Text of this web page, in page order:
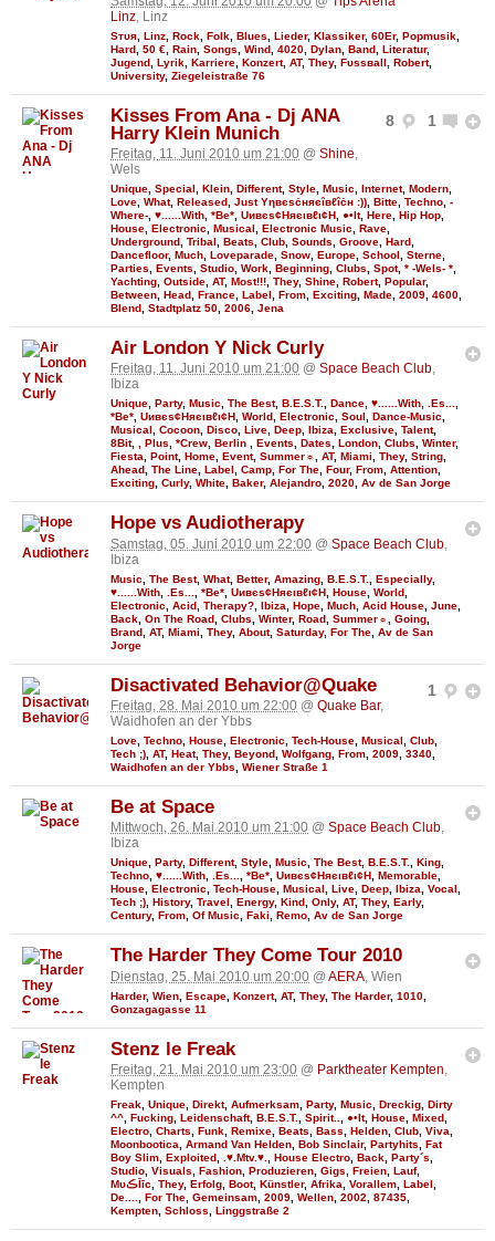
Linz , Linz
Sтυя Linz Rock Folk Blues Lieder, Klassiker, 60Er, Popmusik
Hard 50 € Rain Songs Wind 4020 Dylan Band Literatur,
Jugend Lyrik Karriere Konzert, AT, They, Fυѕѕвall Robert,
University, Ziegeleistraße 76
8 1
Kisses From Ana - Dj ANA
Harry Klein Munich
Freitag, 11. Juni 2010 um 21:00 @ Shine,
Wels
Unique Special Klein Different, Style Music Internet, Modern
Love What, Released Just Υηвєѕċняєîвℓîċн :)) Bitte Techno -
Where- ♥......With *Be* Uивєs¢Няєιвℓι¢Н ●•It, Here Hip Hop
House Electronic Musical Electronic Music Rave
Underground Tribal Beats Club Sounds Groove Hard
Dancefloor, Much Loveparade Snow Europe School Sterne
Parties
Events Studio Work Beginning Clubs Spot, * -Wels- *
Yachting Outside AT, Most!!! They, Shine Robert, Popular,
Between Head France Label From Exciting Made 2009 4600
Blend Stadtplatz 50 2006 Jena
Air London Y Nick Curly
Freitag, 11. Juni 2010 um 21:00 @ Space Beach Club,
Ibiza
Unique, Party, Music, The Best, B.E.S.T., Dance, ♥......With, .Es...,
*Be*, Uивєs¢Няєιвℓι¢Н, World, Electronic, Soul , Dance-Music,
Musical , Cocoon, Disco, Live, Deep, Ibiza, Exclusive, Talent,
8Bit, , Plus, *Crew, Berlin , Events, Dates, London, Clubs, Winter,
Fiesta, Point, Home, Event, Summer☼, AT, Miami, They, String,
Ahead, The Line, Label , Camp, For The, Four, From, Attention,
Exciting, Curly, White, Baker, Alejandro, 2020, Av de San Jorge
Hope vs Audiotherapy
Samstag, 05. Juni 2010 um 22:00 @ Space Beach Club
Ibiza
Music The Best, What, Better, Amazing B.E.S.T. Especially,
♥......With
.Es... *Be* Uивєs¢Няєιвℓι¢Н House World
Electronic
Acid Therapy? Ibiza Hope Much Acid House June
Back On The Road Clubs Winter, Road Summer☼ Going
Brand AT, Miami They, About, Saturday, For The Av de San
Jorge
1
Disactivated Behavior@Quake
Freitag, 28. Mai 2010 um 22:00 @ Quake Bar,
Waidhofen an der Ybbs
Love Techno House Electronic Tech-House Musical Club
Tech ;) AT, Heat, They, Beyond Wolfgang From 2009 3340
Waidhofen an der Ybbs
Wiener Straße 1
Be at Space
Mittwoch, 26. Mai 2010 um 21:00 @ Space Beach Club,
Ibiza
Unique, Party, Different, Style, Music, The Best, B.E.S.T., King,
Techno, ♥......With, .Es..., *Be*, Uивєs¢Няєιвℓι¢Н, Memorable,
House, Electronic, Tech-House, Musical , Live, Deep, Ibiza, Vocal ,
Tech ;), History, Travel , Energy, Kind, Only, AT, They, Early,
Century, From, Of Music, Faki, Remo, Av de San Jorge
The Harder They Come Tour 2010
Dienstag, 25. Mai 2010 um 20:00 @ AERA, Wien
Harder, Wien Escape Konzert, AT, They, The Harder, 1010
Gonzagagasse 11
Stenz le Freak
Freitag, 21. Mai 2010 um 23:00 @ Parktheater Kempten,
Kempten
Freak Unique Direkt, Aufmerksam Party, Music Dreckig Dirty
^^ Fucking Leidenschaft, B.E.S.T. Spirit.. ●•It, House Mixed
Electro Charts Funk Remixe Beats Bass Helden Club Viva
Moonbootica
Armand Van Helden Bob Sinclair, Partyhits
Fat
Boy Slim Exploited .♥.Mtv.♥. House Electro Back Party´s
Studio Visuals Fashion Produzieren Gigs Freien Lauf,
MυڪĪīc
They, Erfolg Boot, Künstler, Afrika Vorallem Label
De....
For The Gemeinsam 2009 Wellen 2002 87435
Kempten Schloss Linggstraße 2